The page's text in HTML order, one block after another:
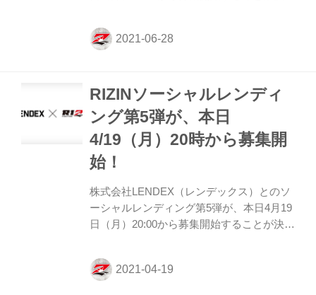
今注目を集める「資金を必要とする事業者
とお金を運用したい投資家とをマッチング
行われ、いずれも募集開始後すぐに満額に
達成している。 第6弾となる今回は、本日6
月28日（月）20時より募集がスタート！応
募には、事前にLENDEXでの口座開設が必
要となっているため、ご興味のある方は是
非、事前に口座開設を済ませておこう！
RIZINソーシャルレ...
RIZINソーシャルレンディ
ング第5弾が、本日
4/19（月）20時から募集開
始！
株式会社LENDEX（レンデックス）とのソ
ーシャルレンディング第5弾が、本日4月19
日（月）20:00から募集開始することが決定
今注目を集める「資金を必要とする事業者
とお金を運用したい投資家とをマッチング